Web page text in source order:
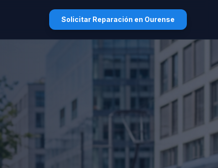
Solicitar Reparación en Ourense